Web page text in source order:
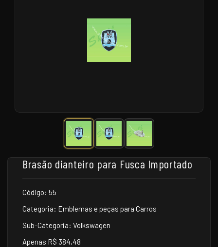
Brasão dianteiro para Fusca Importado
Código: 55
Categoria: Emblemas e peças para Carros
Sub-Categoria: Volkswagen
Apenas R$ 384,48